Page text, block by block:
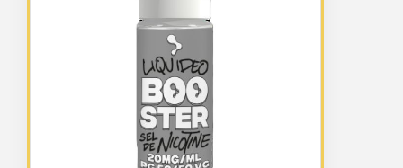
prix :
1,10 €
à
9,99 €